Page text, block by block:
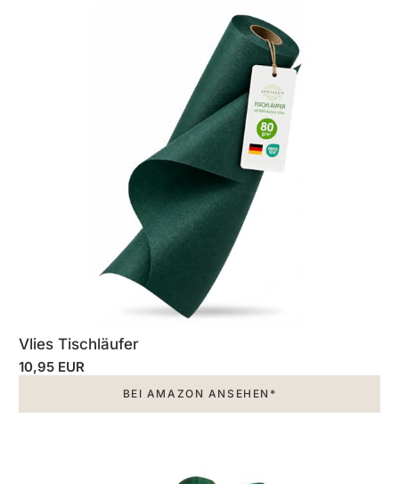
Vlies Tischläufer
10,95 EUR
BEI AMAZON ANSEHEN*